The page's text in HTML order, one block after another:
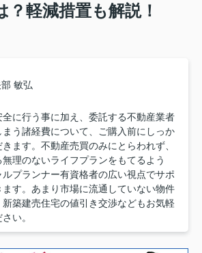
？軽減措置も解説！
部 敏弘
に行う事に加え、委託する不動産業者
う諸経費について、ご購入前にしっか
ます。不動産売買のみにとらわれず、
理のないライフプランをもてるよう
プランナー有資格者の広い視点でサポ
す。あまり市場に流通していない物件
築建売住宅の値引き交渉などもお気軽
い。